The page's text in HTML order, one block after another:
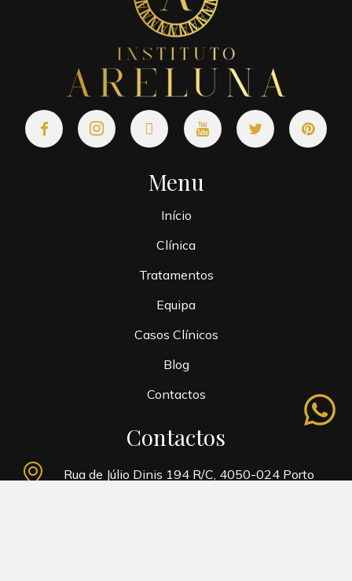
Menu
Início
Clínica
Tratamentos
Equipa
Casos Clínicos
Blog
Contactos
Contactos
Rua de Júlio Dinis 194 R/C, 4050-024 Porto
whatsapp